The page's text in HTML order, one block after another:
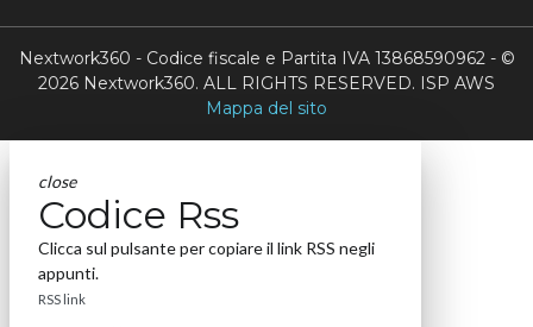
Nextwork360 - Codice fiscale e Partita IVA 13868590962 - ©
2026 Nextwork360. ALL RIGHTS RESERVED. ISP AWS
Mappa del sito
close
Codice Rss
Clicca sul pulsante per copiare il link RSS negli
appunti.
RSS link